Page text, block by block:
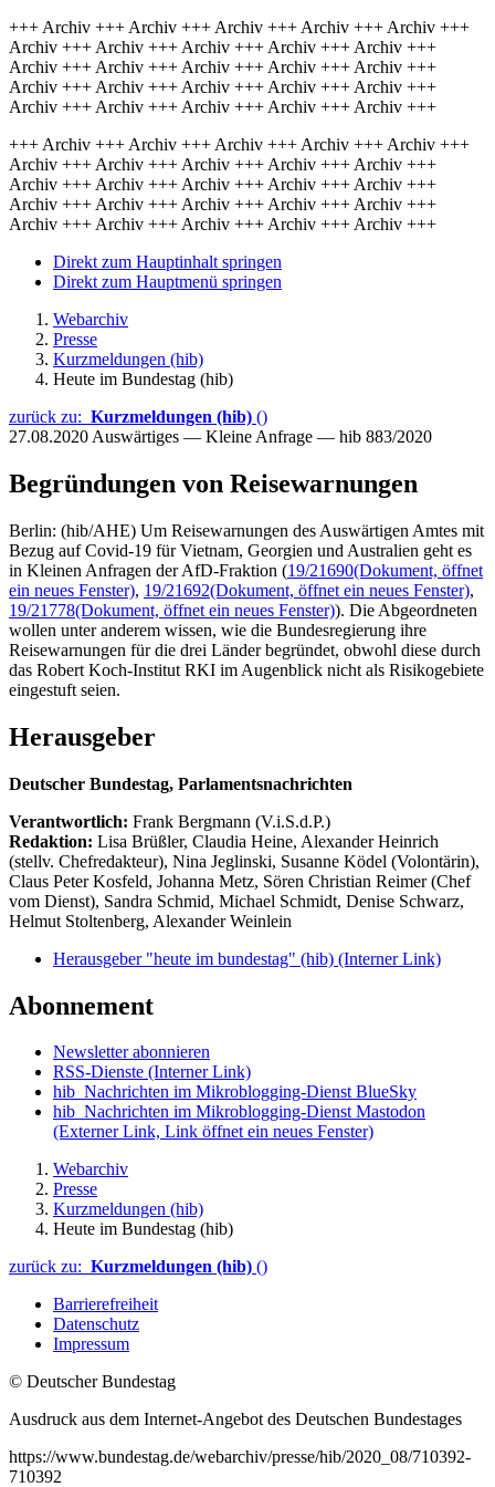
+++ Archiv +++ Archiv +++ Archiv +++ Archiv +++ Archiv +++
Archiv +++ Archiv +++ Archiv +++ Archiv +++ Archiv +++
Archiv +++ Archiv +++ Archiv +++ Archiv +++ Archiv +++
Archiv +++ Archiv +++ Archiv +++ Archiv +++ Archiv +++
Archiv +++ Archiv +++ Archiv +++ Archiv +++ Archiv +++
+++ Archiv +++ Archiv +++ Archiv +++ Archiv +++ Archiv +++
Archiv +++ Archiv +++ Archiv +++ Archiv +++ Archiv +++
Archiv +++ Archiv +++ Archiv +++ Archiv +++ Archiv +++
Archiv +++ Archiv +++ Archiv +++ Archiv +++ Archiv +++
Archiv +++ Archiv +++ Archiv +++ Archiv +++ Archiv +++
Direkt zum Hauptinhalt springen
Direkt zum Hauptmenü springen
Webarchiv
Presse
Kurzmeldungen (hib)
Heute im Bundestag (hib)
zurück zu: Kurzmeldungen (hib) ()
27.08.2020 Auswärtiges — Kleine Anfrage — hib 883/2020
Begründungen von Reisewarnungen
Berlin: (hib/AHE) Um Reisewarnungen des Auswärtigen Amtes mit
Bezug auf Covid-19 für Vietnam, Georgien und Australien geht es
in Kleinen Anfragen der AfD-Fraktion (19/21690(Dokument, öffnet
ein neues Fenster), 19/21692(Dokument, öffnet ein neues Fenster),
19/21778(Dokument, öffnet ein neues Fenster)). Die Abgeordneten
wollen unter anderem wissen, wie die Bundesregierung ihre
Reisewarnungen für die drei Länder begründet, obwohl diese durch
das Robert Koch-Institut RKI im Augenblick nicht als Risikogebiete
eingestuft seien.
Herausgeber
Deutscher Bundestag, Parlamentsnachrichten
Verantwortlich: Frank Bergmann (V.i.S.d.P.)
Redaktion: Lisa Brüßler, Claudia Heine, Alexander Heinrich
(stellv. Chefredakteur), Nina Jeglinski, Susanne Ködel (Volontärin),
Claus Peter Kosfeld, Johanna Metz, Sören Christian Reimer (Chef
vom Dienst), Sandra Schmid, Michael Schmidt, Denise Schwarz,
Helmut Stoltenberg, Alexander Weinlein
Herausgeber "heute im bundestag" (hib) (Interner Link)
Abonnement
Newsletter abonnieren
RSS-Dienste (Interner Link)
hib_Nachrichten im Mikroblogging-Dienst BlueSky
hib_Nachrichten im Mikroblogging-Dienst Mastodon
(Externer Link, Link öffnet ein neues Fenster)
Webarchiv
Presse
Kurzmeldungen (hib)
Heute im Bundestag (hib)
zurück zu: Kurzmeldungen (hib) ()
Barrierefreiheit
Datenschutz
Impressum
© Deutscher Bundestag
Ausdruck aus dem Internet-Angebot des Deutschen Bundestages
https://www.bundestag.de/webarchiv/presse/hib/2020_08/710392-
710392